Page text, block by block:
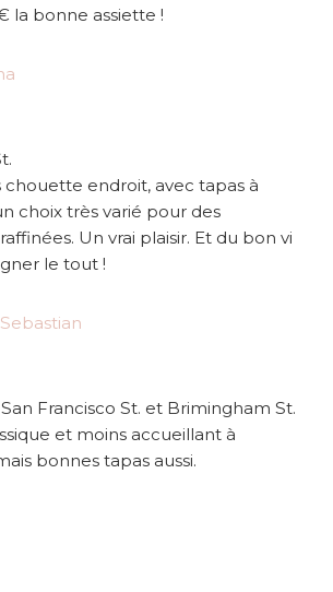
la bonne assiette !
chouette endroit, avec tapas à
choix très varié pour des
Un vrai plaisir. Et du bon vi
le tout !
Francisco St. et Brimingham St.
et moins accueillant à
bonnes tapas aussi.